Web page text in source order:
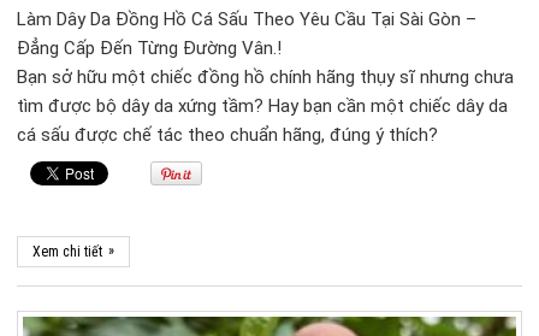
Làm Dây Da Đồng Hồ Cá Sấu Theo Yêu Cầu Tại Sài Gòn –
Đẳng Cấp Đến Từng Đường Vân.!
Bạn sở hữu một chiếc đồng hồ chính hãng thụy sĩ nhưng chưa
tìm được bộ dây da xứng tầm? Hay bạn cần một chiếc dây da
cá sấu được chế tác theo chuẩn hãng, đúng ý thích?
Xem chi tiết »